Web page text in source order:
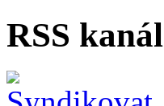
RSS kanál